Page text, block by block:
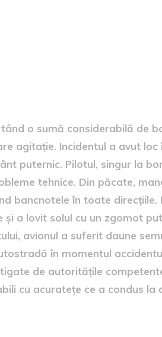
o sumă considerabilă de
agitație. Incidentul a avut
puternic. Pilotul, singur la
tehnice. Din păcate,
bancnotele în toate
a lovit solul cu un zgomot
avionul a suferit daune
în momentul
de autoritățile
cu acuratețe ce a condus